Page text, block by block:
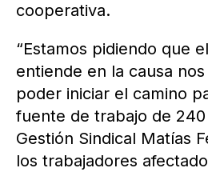
cooperativa.
“Estamos pidiendo que
entiende en la causa
poder iniciar el camino
fuente de trabajo de 240
Gestión Sindical Matías
los trabajadores